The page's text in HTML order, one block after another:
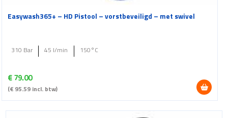
Easywash365+ – HD Pistool – vorstbeveiligd – met swivel
€79.00
(€ 95.59 incl. btw)
310 Bar 45 l/min 150°C